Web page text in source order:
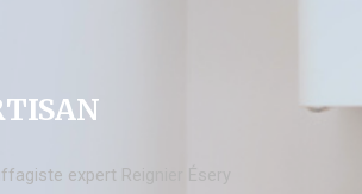
expert Reignier Ésery